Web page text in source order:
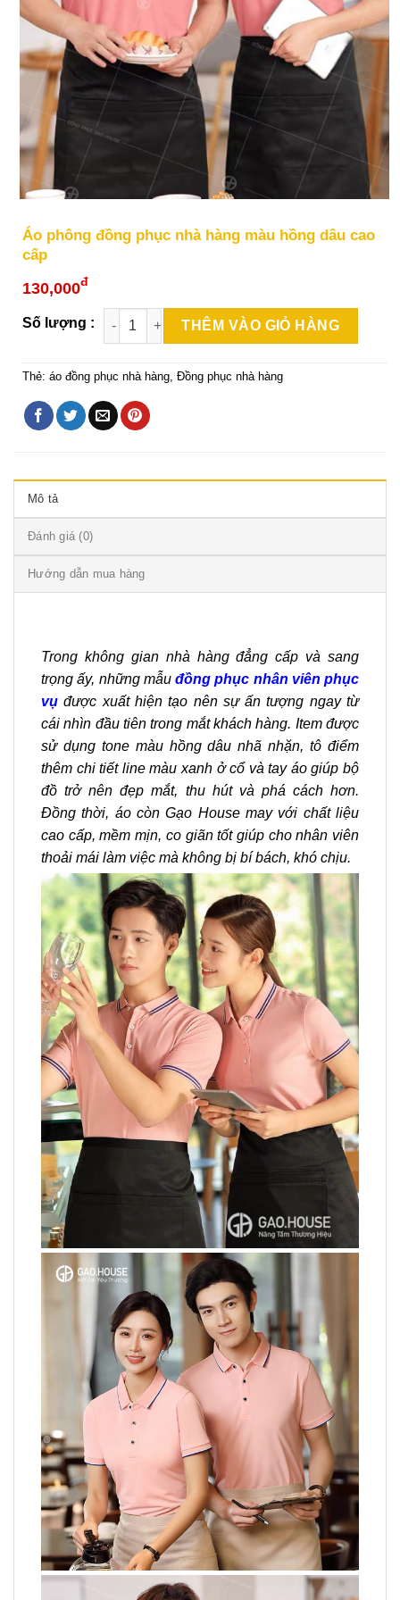
Áo phông đồng phục nhà hàng màu hồng dâu cao
cấp
130,000đ
THÊM VÀO GIỎ HÀNG
Thẻ: áo đồng phục nhà hàng Đồng phục nhà hàng
Mô tả
Đánh giá (0)
Hướng dẫn mua hàng
Trong không gian nhà hàng đẳng cấp và sang
trọng ấy, những mẫu đồng phục nhân viên phục
vụ được xuất hiện tạo nên sự ấn tượng ngay từ
cái nhìn đầu tiên trong mắt khách hàng. Item được
sử dụng tone màu hồng dâu nhã nhặn, tô điểm
thêm chi tiết line màu xanh ở cổ và tay áo giúp bộ
đồ trở nên đẹp mắt, thu hút và phá cách hơn.
Đồng thời, áo còn Gạo House may với chất liệu
cao cấp, mềm mịn, co giãn tốt giúp cho nhân viên
thoải mái làm việc mà không bị bí bách, khó chịu.